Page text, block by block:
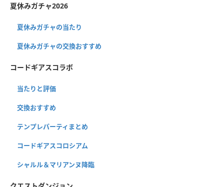
夏休みガチャ2026
夏休みガチャの当たり
夏休みガチャの交換おすすめ
コードギアスコラボ
当たりと評価
交換おすすめ
テンプレパーティまとめ
コードギアスコロシアム
シャルル＆マリアンヌ降臨